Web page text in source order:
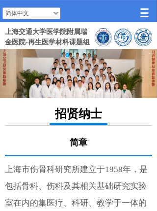
简体中文
上海交通大学医学院附属瑞
金医院-再生医学材料课题组
招贤纳士
简章
上海市伤骨科研究所建立于1958年，是
包括骨科、伤科及其相关基础研究实验
室在内的集医疗、科研、教学于一体的